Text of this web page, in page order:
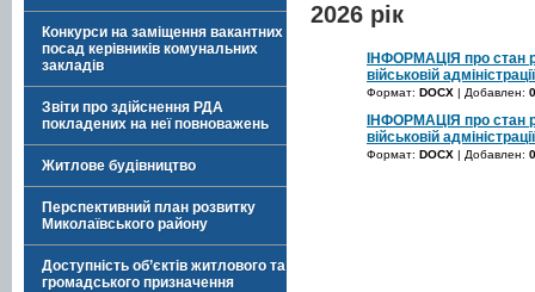
Конкурси на заміщення вакантних
посад керівників комунальних
закладів
Звіти про здійснення РДА
покладених на неї повноважень
Житлове будівництво
Перспективний план розвитку
Миколаївського району
Доступність об’єктів житлового та
громадського призначення
2026 рік
ІНФОРМАЦІЯ про стан
військовій
Формат: DOCX | Добавлен:
ІНФОРМАЦІЯ про стан
військовій
Формат: DOCX | Добавлен: